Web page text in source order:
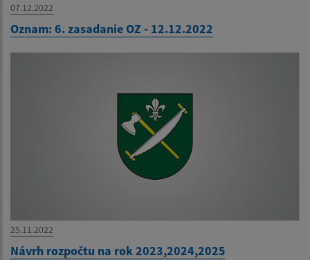
07.12.2022
Oznam: 6. zasadanie OZ - 12.12.2022
25.11.2022
Návrh rozpočtu na rok 2023,2024,2025